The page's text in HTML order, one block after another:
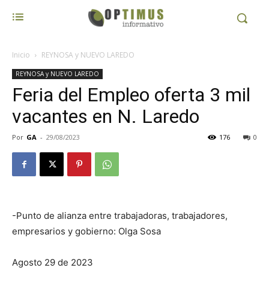
Inicio REYNOSA y NUEVO LAREDO
REYNOSA y NUEVO LAREDO
Feria del Empleo oferta 3 mil
vacantes en N. Laredo
Por GA - 29/08/2023 0
176
-Punto de alianza entre trabajadoras, trabajadores,
empresarios y gobierno: Olga Sosa
Agosto 29 de 2023